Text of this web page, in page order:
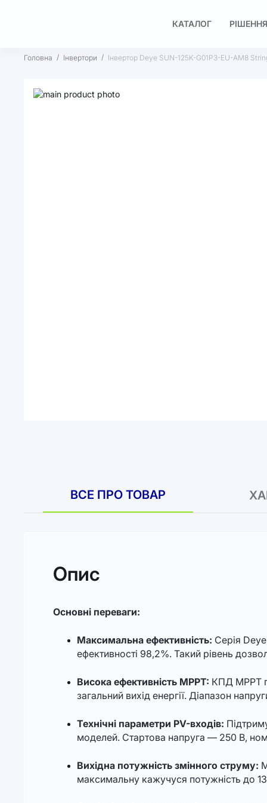
КАТАЛОГ
Головна Інвертори Інвертор Deye SUN-125K-G01P3-EU-AM8
Перейти
ВСЕ ПРО ТОВАР
Опис
Основні переваги:
Максимальна ефективність: Серія
ефективності 98,2%. Такий рівень
Висока ефективність MPPT: КПД MPPT
загальний вихід енергії. Діапазон
Технічні параметри PV-входів:
моделей. Стартова напруга — 250 В,
Вихідна потужність змінного струму:
максимальну кажучуся потужність до